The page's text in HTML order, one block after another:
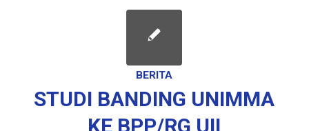
BERITA
STUDI BANDING UNIMMA
KE BPP/RG UII